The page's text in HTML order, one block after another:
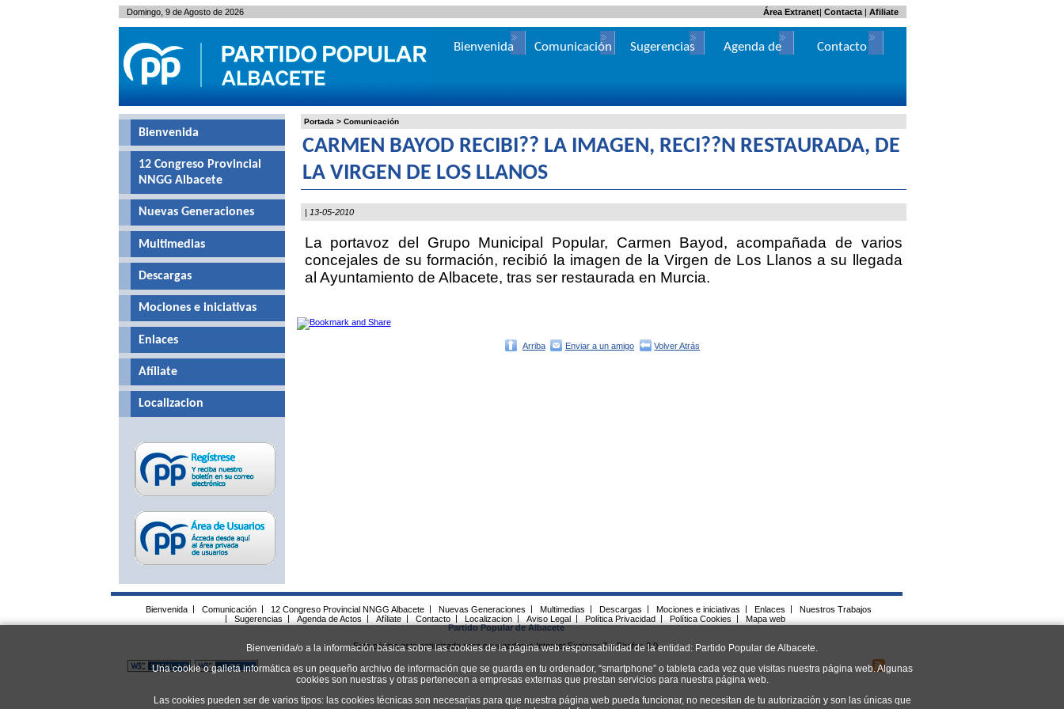
Bienvenida/o a la información básica sobre las cookies de la página web responsabilidad de la entidad: Partido Popular de Albacete.
Una cookie o galleta informática es un pequeño archivo de información que se guarda en tu ordenador, “smartphone” o tableta cada vez que visitas nuestra página web. Algunas
cookies son nuestras y otras pertenecen a empresas externas que prestan servicios para nuestra página web.
Las cookies pueden ser de varios tipos: las cookies técnicas son necesarias para que nuestra página web pueda funcionar, no necesitan de tu autorización y son las únicas que
Portada > Comunicación
CARMEN BAYOD RECIBI?? LA IMAGEN, RECI??N RESTAURADA, DE
LA VIRGEN DE LOS LLANOS
| 13-05-2010
La portavoz del Grupo Municipal Popular, Carmen Bayod, acompañada de varios
concejales de su formación, recibió la imagen de la Virgen de Los Llanos a su llegada
al Ayuntamiento de Albacete, tras ser restaurada en Murcia.
Arriba Enviar a un amigo Volver Atrás
Bienvenida
12 Congreso Provincial
NNGG Albacete
Nuevas Generaciones
Multimedias
Descargas
Mociones e iniciativas
Enlaces
Afíliate
Localizacion
Domingo, 9 de Agosto de 2026 | Contacta| Afiliate
Área Extranet
Bienvenida Comunicación Sugerencias
Agenda de
Contacto
Bienvenida Comunicación 12 Congreso Provincial NNGG Albacete Nuevas Generaciones Multimedias Descargas Mociones e iniciativas Enlaces
Nuestros Trabajos
Sugerencias Agenda de Actos Afíliate Contacto Localizacion Aviso Legal Política Privacidad Política Cookies
Mapa web
Partido Popular de Albacete
Esta página esta optimizada para navegadores Internet Explorer 7 y Firefox 3.0.